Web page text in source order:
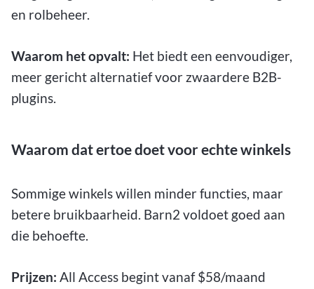
en rolbeheer.
Waarom het opvalt: Het biedt een eenvoudiger,
meer gericht alternatief voor zwaardere B2B-
plugins.
Waarom dat ertoe doet voor echte winkels
Sommige winkels willen minder functies, maar
betere bruikbaarheid. Barn2 voldoet goed aan
die behoefte.
Prijzen: All Access begint vanaf $58/maand